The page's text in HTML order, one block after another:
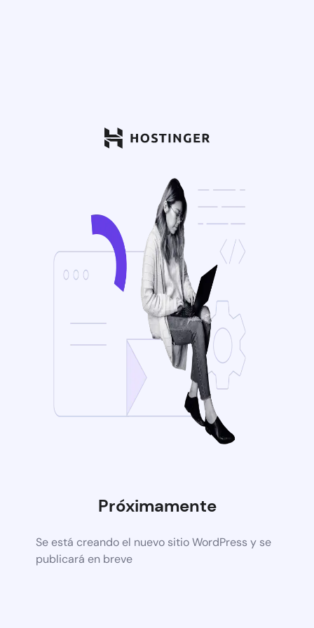
Próximamente
Se está creando el nuevo sitio WordPress y se
publicará en breve